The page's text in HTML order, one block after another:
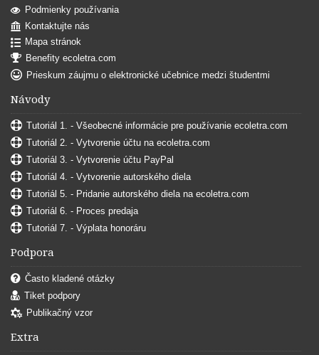
Podmienky používania
Kontaktujte nás
Mapa stránok
Benefity ecoletra.com
Prieskum záujmu o elektronické učebnice medzi študentmi
Návody
Tutoriál 1. - Všeobecné informácie pre používanie ecoletra.com
Tutoriál 2. - Vytvorenie účtu na ecoletra.com
Tutoriál 3. - Vytvorenie účtu PayPal
Tutoriál 4. - Vytvorenie autorského diela
Tutoriál 5. - Pridanie autorského diela na ecoletra.com
Tutoriál 6. - Proces predaja
Tutoriál 7. - Výplata honoráru
Podpora
Často kladené otázky
Tiket podpory
Publikačný vzor
Extra